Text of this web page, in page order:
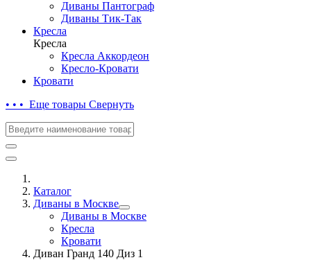
Диваны Пантограф
Диваны Тик-Так
Кресла
Кресла
Кресла Аккордеон
Кресло-Кровати
Кровати
• • • Еще товары Свернуть
Каталог
Диваны в Москве
Диваны в Москве
Кресла
Кровати
Диван Гранд 140 Диз 1